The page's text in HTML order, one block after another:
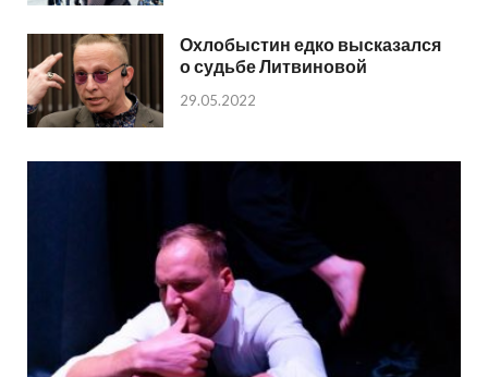
Охлобыстин едко высказался
о судьбе Литвиновой
29.05.2022